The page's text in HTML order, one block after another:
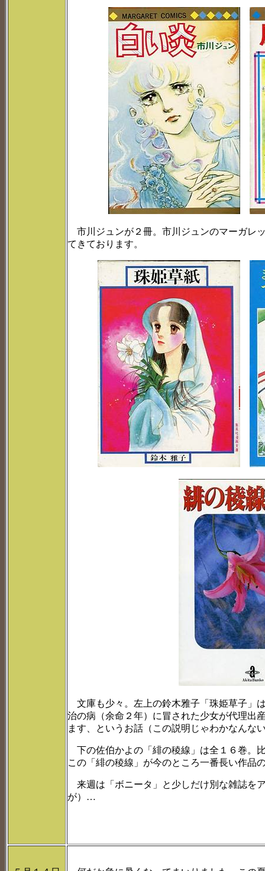
市川ジュンが２冊。市川ジュンのマーガレ
てきております。
文庫も少々。左上の鈴木雅子「珠姫草子」
治の病（余命２年）に冒された少女が代理出
ます、というお話（この説明じゃわかなんな
下の佐伯かよの「緋の稜線」は全１６巻。
この「緋の稜線」が今のところ一番長い作品
来週は「ボニータ」と少しだけ別な雑誌を
が）…